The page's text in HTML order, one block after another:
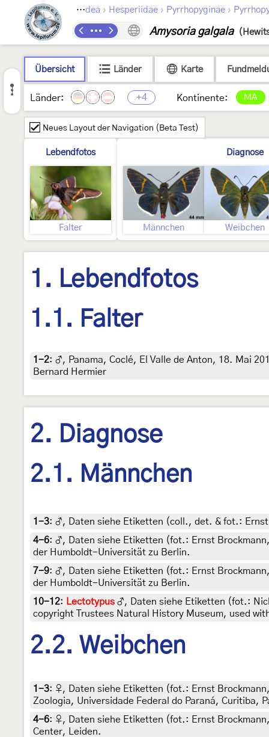
› Papilionoidea › Hesperiidae › Pyrrhopyginae ›
Amysoria galgala
Übersicht Länder Karte
Länder: +4 Kontinente: MA
Neues Layout der Navigation (Beta Test)
Lebendfotos
Falter
Diagnose
Männchen Weibchen
1. Lebendfotos
1.1. Falter
1-2: ♂, Panama, Coclé, El Valle de Anton, 18. Mai
Bernard Hermier
2. Diagnose
2.1. Männchen
1-3: ♂, Daten siehe Etiketten (coll., det. & fot.:
4-6: ♂, Daten siehe Etiketten (fot.: Ernst
der Humboldt-Universität zu Berlin.
7-9: ♂, Daten siehe Etiketten (fot.: Ernst
der Humboldt-Universität zu Berlin.
10-12: Lectotypus ♂, Daten siehe Etiketten (fot.:
copyright Trustees Natural History Museum, used
2.2. Weibchen
1-3: ♀, Daten siehe Etiketten (fot.: Ernst
Zoologia, Universidade Federal do Paraná, Curitiba,
4-6: ♀, Daten siehe Etiketten (fot.: Ernst
Center, Leiden.